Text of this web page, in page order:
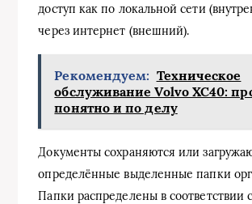
доступ как по локальной сети
через интернет (внешний).
Рекомендуем: Техническое
обслуживание Volvo XC40:
понятно и по делу
Документы сохраняются или
определённые выделенные папки
Папки распределены в соответствии с